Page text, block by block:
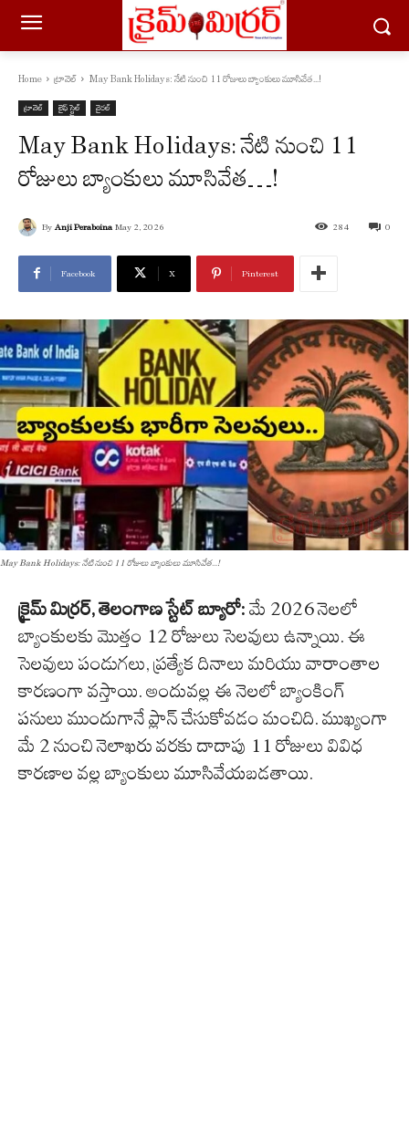
Home ట్రావెల్ May Bank Holidays: నేటి నుంచి 11 రోజులు బ్యాంకులు మూసివేత...!
ట్రావెల్ లైఫ్ స్టైల్ వైరల్
May Bank Holidays: నేటి నుంచి 11
రోజులు బ్యాంకులు మూసివేత…!
By Anji Peraboina May 2, 2026 0
284
Facebook X Pinterest
May Bank Holidays: నేటి నుంచి 11 రోజులు బ్యాంకులు మూసివేత...!
క్రైమ్మిర్రర్,తెలంగాణస్టేట్బ్యూరో: మే 2026 నెలలో
బ్యాంకులకు మొత్తం 12 రోజులు సెలవులు ఉన్నాయి. ఈ
సెలవులు పండుగలు, ప్రత్యేక దినాలు మరియు వారాంతాల
కారణంగా వస్తాయి. అందువల్ల ఈ నెలలో బ్యాంకింగ్
పనులు ముందుగానే ప్లాన్ చేసుకోవడం మంచిది. ముఖ్యంగా
మే 2 నుంచి నెలాఖరు వరకు దాదాపు 11 రోజులు వివిధ
కారణాల వల్ల బ్యాంకులు మూసివేయబడతాయి.